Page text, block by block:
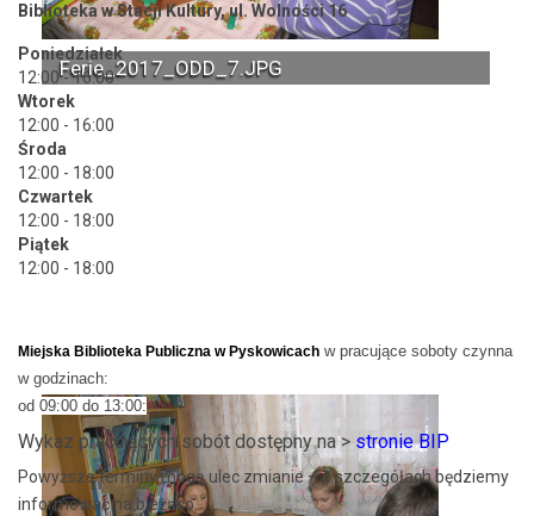
Ferie_2017_ODD_7.JPG
Biblioteka w Stacji Kultury, ul. Wolności 16
Poniedziałek
12:00 - 16:00
Wtorek
12:00 - 16:00
Środa
12:00 - 18:00
Czwartek
12:00 - 18:00
Piątek
12:00 - 18:00
Miejska Biblioteka Publiczna w Pyskowicach w pracujące soboty czynna
w godzinach:
od 09:00 do 13:00:
Wykaz pracujących sobót dostępny na > stronie BIP
Powyższe terminy mogą ulec zmianie – o szczegółach będziemy
informować na bieżąco.